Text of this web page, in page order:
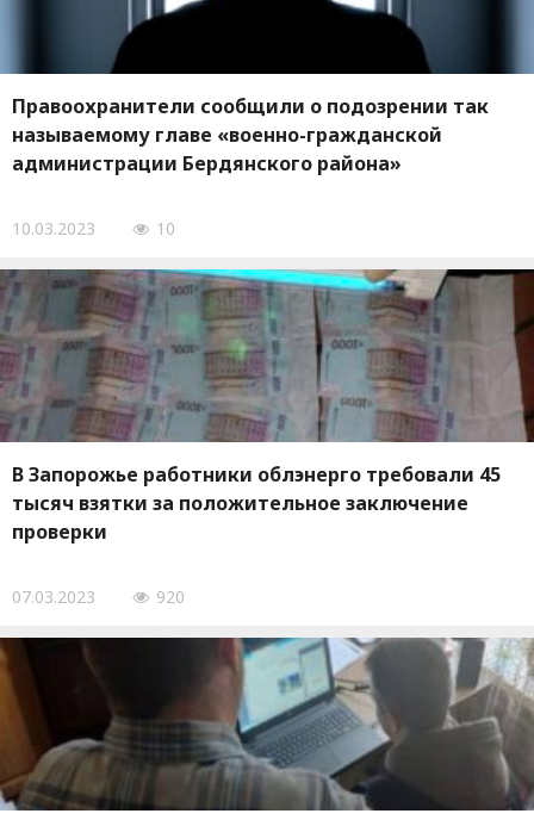
Правоохранители сообщили о подозрении так
называемому главе «военно-гражданской
администрации Бердянского района»
10.03.2023 10
В Запорожье работники облэнерго требовали 45
тысяч взятки за положительное заключение
проверки
07.03.2023 920